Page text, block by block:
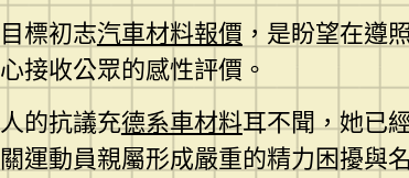
標初志汽車材料報價 ，是盼望在遵
接收公眾的感性評價。
的抗議充德系車材料耳不聞，她已
運動員親屬形成嚴重的精力困擾